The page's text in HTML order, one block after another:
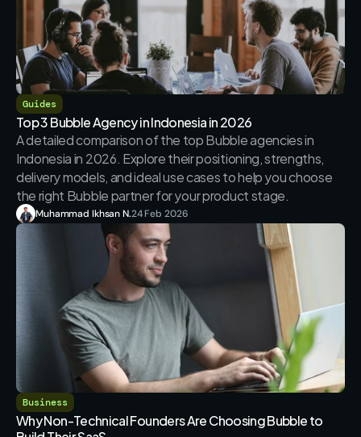
Guides
Top 3 Bubble Agency in Indonesia in 2026
A detailed comparison of the top Bubble agencies in
Indonesia in 2026. Explore their positioning, strengths,
delivery models, and ideal use cases to help you choose
the right Bubble partner for your product stage.
Muhammad Ikhsan N.24 Feb 2026
Business
Why Non-Technical Founders Are Choosing Bubble to